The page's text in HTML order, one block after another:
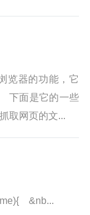
览器的功能，它
下面是它的一些
取网页的文...
&nb...